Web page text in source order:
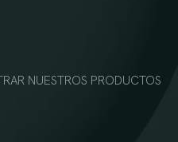
NUESTROS PRODUCTOS